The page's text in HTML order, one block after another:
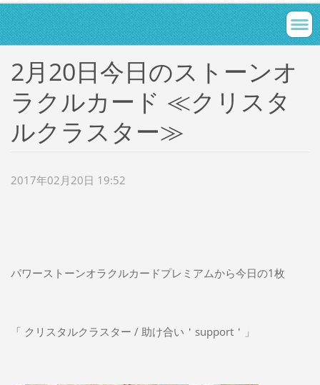
2月20日今日のストーンオ
ラクルカード ≪クリスタ
ルクラスター≫
2017年02月20日 19:52
パワーストーンオラクルカードプレミアムから今日の1枚
「 クリスタルクラスター / 助け合い＇support＇」